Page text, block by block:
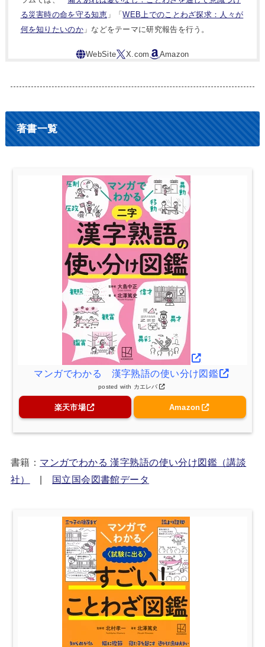
る災害時の命を守る知恵」「WEB上でのことわざ探求：人々が
何を知りたいのか」などをテーマに研究報告を行う。
著書一覧
マンガでわかる 漢字熟語の使い分け図鑑
posted with カエレバ
楽天市場 Amazon
書籍： マンガでわかる 漢字熟語の使い分け図鑑（講談
社）
| 国立国会図書館データ